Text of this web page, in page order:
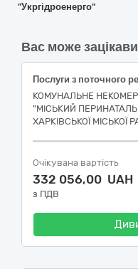
"Укргідроенерго"
Вас може
КОМУНАЛЬНЕ
"МІСЬКИЙ
ХАРКІВСЬКОЇ МІСЬКОЇ
Очікувана вартість
332 056,00 UAH
з ПДВ